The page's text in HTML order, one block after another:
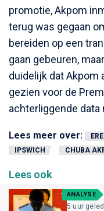
promotie, Akpom
terug was gegaan
bereiden op een
gaan gebeuren,
duidelijk dat Akpom
gezien voor de
achterliggende
Lees meer over:
IPSWICH
CHUBA
Lees ook
ANALYSE
5 uur